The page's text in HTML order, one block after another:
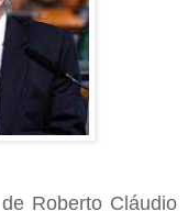
Roberto Cláudio